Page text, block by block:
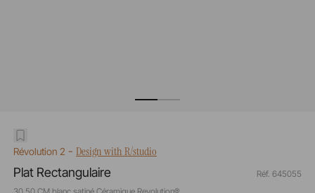
Révolution 2 - Design with R/studio
Plat Rectangulaire
Réf. 645055